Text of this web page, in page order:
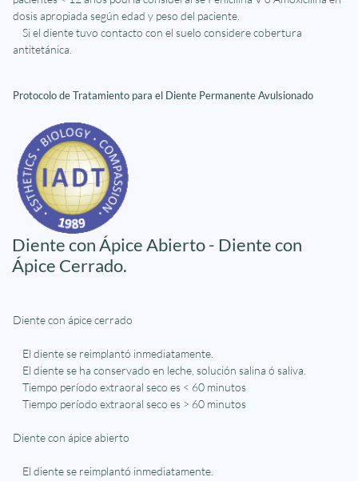
dosis apropiada según edad y peso del paciente.
Si el diente tuvo contacto con el suelo considere cobertura
antitetánica.
Protocolo de Tratamiento para el Diente Permanente Avulsionado
Diente con Ápice Abierto - Diente con
Ápice Cerrado.
Diente con ápice cerrado
El diente se reimplantó inmediatamente.
El diente se ha conservado en leche, solución salina ó saliva.
Tiempo período extraoral seco es < 60 minutos
Tiempo período extraoral seco es > 60 minutos
Diente con ápice abierto
El diente se reimplantó inmediatamente.